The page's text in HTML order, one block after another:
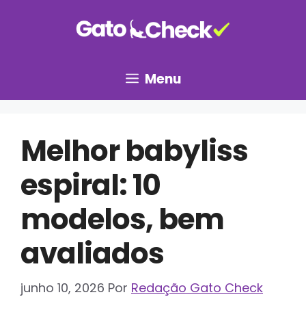
Menu
Melhor babyliss
espiral: 10
modelos, bem
avaliados
junho 10, 2026 Por Redação Gato Check